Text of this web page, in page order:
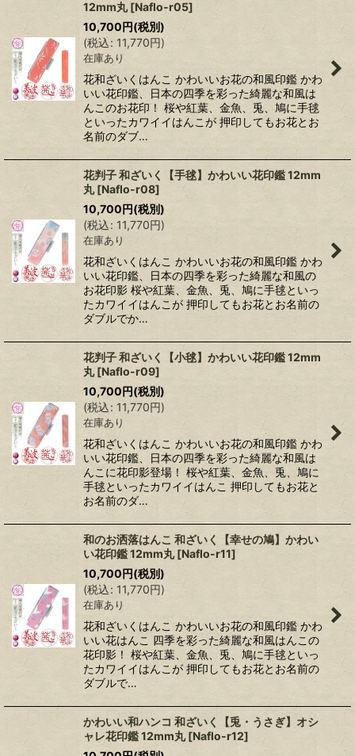
12mm丸 [Naflo-r05]
10,700円(税別)
(税込: 11,770円)
在庫あり
花和ざいくはんこ かわいいお花の和風印鑑 かわ
いい花印鑑、日本の四季を彩った綺麗な和風は
んこのお花印！ 桜や紅葉、金魚、兎、鳩に手毬
といったカワイイはんこが 押印してもお花とお
名前のダブ…
花判子 和ざいく【手毬】かわいい花印鑑 12mm
丸 [Naflo-r08]
10,700円(税別)
(税込: 11,770円)
在庫あり
花和ざいくはんこ かわいいお花の和風印鑑 かわ
いい花印鑑、日本の四季を彩った綺麗な和風の
お花印影 桜や紅葉、金魚、兎、鳩に手毬といっ
たカワイイはんこが 押印してもお花とお名前の
ダブルでか…
花判子 和ざいく【小毬】かわいい花印鑑 12mm
丸 [Naflo-r09]
10,700円(税別)
(税込: 11,770円)
在庫あり
花和ざいくはんこ かわいいお花の和風印鑑 かわ
いい花印鑑、日本の四季を彩った綺麗な和風は
んこに花印影登場！ 桜や紅葉、金魚、兎、鳩に
手毬といったカワイイはんこ 押印してもお花と
お名前のダ…
和のお洒落はんこ 和ざいく【幸せの鳩】かわい
い花印鑑 12mm丸 [Naflo-r11]
10,700円(税別)
(税込: 11,770円)
在庫あり
花和ざいくはんこ かわいいお花の和風印鑑 かわ
いい花はんこ 四季を彩った綺麗な和風はんこの
花印影！ 桜や紅葉、金魚、兎、鳩に手毬といっ
たカワイイはんこが 押印してもお花とお名前の
ダブルで…
かわいい和ハンコ 和ざいく【兎・うさぎ】オシ
ャレ花印鑑 12mm丸 [Naflo-r12]